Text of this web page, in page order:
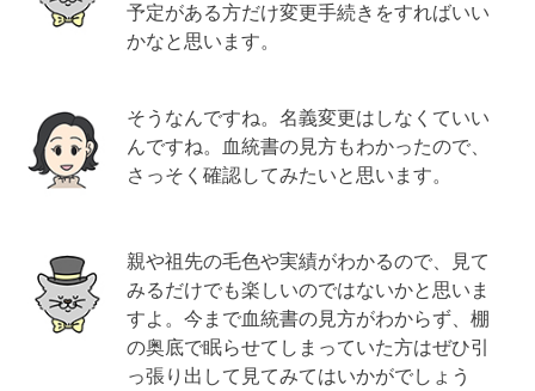
予定がある方だけ変更手続きをすればいい
かなと思います。
そうなんですね。名義変更はしなくていい
んですね。血統書の見方もわかったので、
さっそく確認してみたいと思います。
親や祖先の毛色や実績がわかるので、見て
みるだけでも楽しいのではないかと思いま
すよ。今まで血統書の見方がわからず、棚
の奥底で眠らせてしまっていた方はぜひ引
っ張り出して見てみてはいかがでしょう